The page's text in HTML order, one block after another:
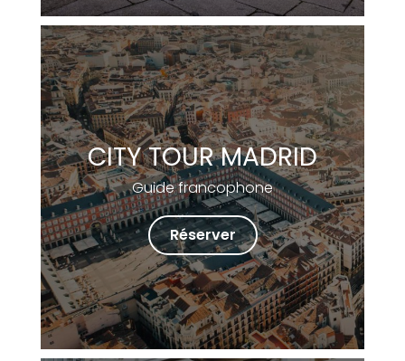
CITY TOUR MADRID
Guide francophone
Réserver